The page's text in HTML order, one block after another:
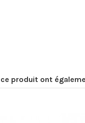
produit ont